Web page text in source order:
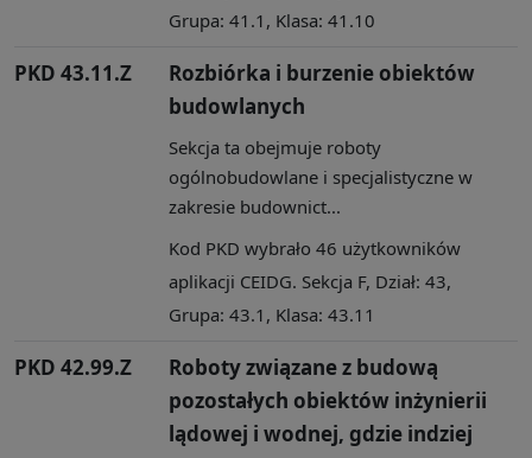
Grupa: 41.1, Klasa: 41.10
PKD 43.11.Z
Rozbiórka i burzenie obiektów
budowlanych
Sekcja ta obejmuje roboty
ogólnobudowlane i specjalistyczne w
zakresie budownict...
Kod PKD wybrało 46 użytkowników
aplikacji CEIDG. Sekcja F, Dział: 43,
Grupa: 43.1, Klasa: 43.11
PKD 42.99.Z
Roboty związane z budową
pozostałych obiektów inżynierii
lądowej i wodnej, gdzie indziej